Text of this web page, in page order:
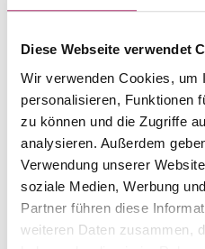
Diese Webseite verwendet
Wir verwenden Cookies, um
personalisieren, Funktionen
zu können und die Zugriffe
analysieren. Außerdem
Verwendung unserer
soziale Medien, Werbung
Partner führen diese
weiteren Daten zusammen,
black/grey
Gem
moonst. grey
The